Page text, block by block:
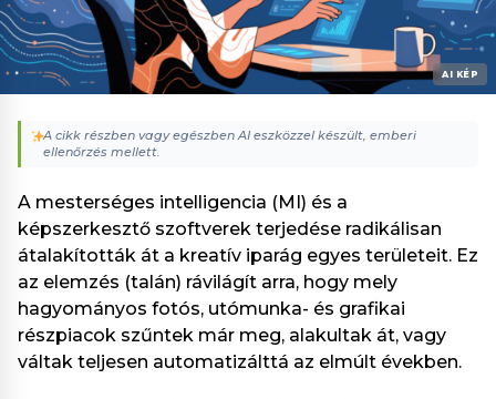
ő
t
t
AI KÉP
A cikk részben vagy egészben AI eszközzel készült, emberi
ellenőrzés mellett.
A mesterséges intelligencia (MI) és a
képszerkesztő szoftverek terjedése radikálisan
átalakították át a kreatív iparág egyes területeit. Ez
az elemzés (talán) rávilágít arra, hogy mely
hagyományos fotós, utómunka- és grafikai
részpiacok szűntek már meg, alakultak át, vagy
váltak teljesen automatizálttá az elmúlt években.